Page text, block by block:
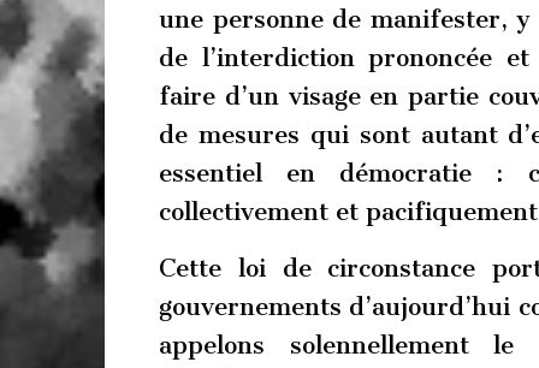
une personne de manifester, y
de l’interdiction prononcée
faire d’un visage en partie
de mesures qui sont autant
essentiel en démocratie :
collectivement et
Cette loi de circonstance
gouvernements d’aujourd’hui
appelons solennellement